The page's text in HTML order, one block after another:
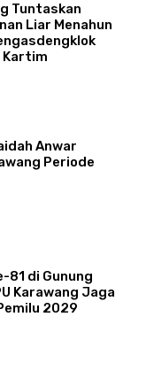
Tuntaskan
Liar Menahun
Kartim
Anwar
Periode
81 di Gunung
Karawang Jaga
2029